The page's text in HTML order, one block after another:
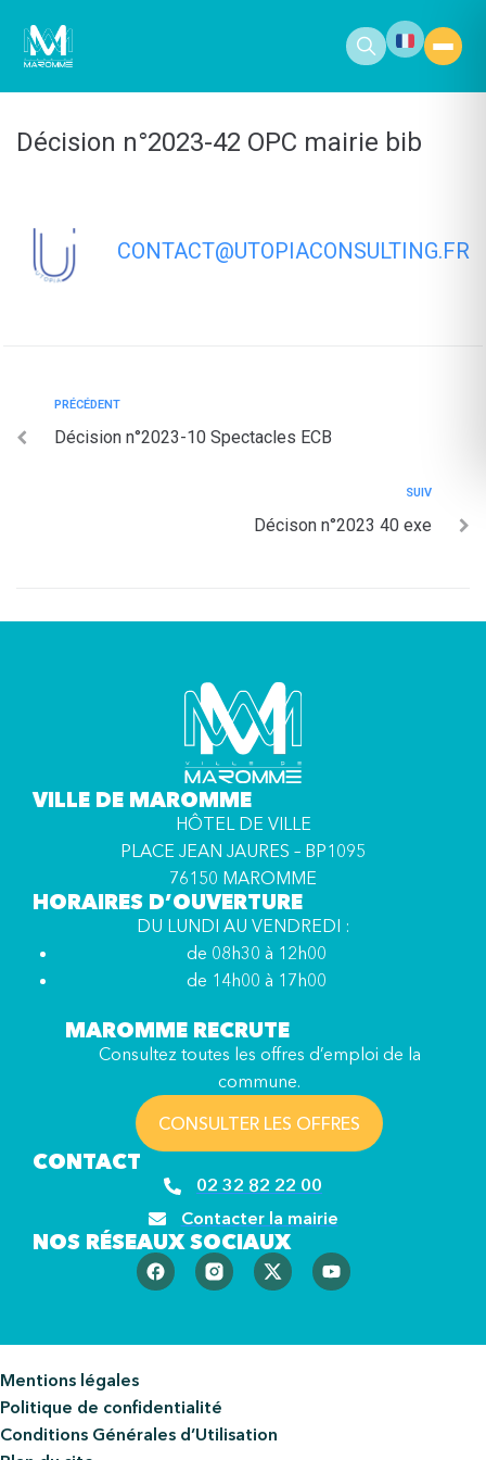
principal
Décision n°2023-42 OPC mairie bib
CONTACT@UTOPIACONSULTING.FR
PRÉCÉDENT
Décision n°2023-10 Spectacles ECB
SUIV
Décison n°2023 40 exe
VILLE DE MAROMME
HÔTEL DE VILLE
PLACE JEAN JAURES – BP1095
76150 MAROMME
HORAIRES D’OUVERTURE
DU LUNDI AU VENDREDI :
de 08h30 à 12h00
de 14h00 à 17h00
MAROMME RECRUTE
Consultez toutes les offres d’emploi de la
commune.
CONSULTER LES OFFRES
CONTACT
02 32 82 22 00
Contacter la mairie
NOS RÉSEAUX SOCIAUX
Mentions légales
Politique de confidentialité
Conditions Générales d’Utilisation